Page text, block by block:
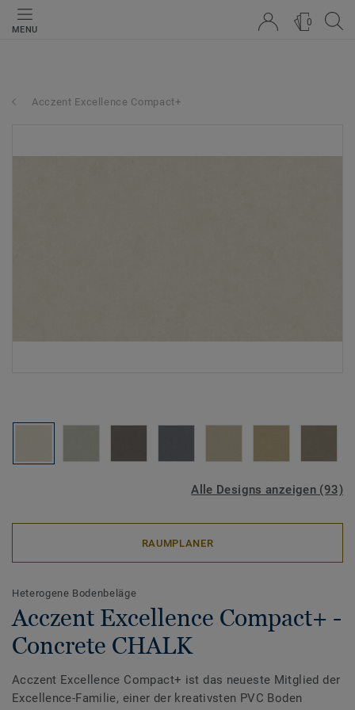
MENU
0
Acczent Excellence Compact+
Alle Designs anzeigen (93)
RAUMPLANER
Heterogene Bodenbeläge
Acczent Excellence Compact+ -
Concrete CHALK
Acczent Excellence Compact+ ist das neueste Mitglied der
Excellence-Familie, einer der kreativsten PVC Boden